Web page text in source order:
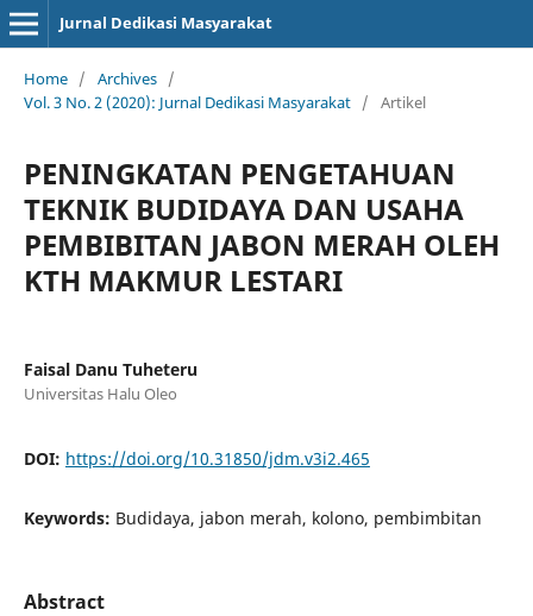
Jurnal Dedikasi Masyarakat
Home / Archives /
Vol. 3 No. 2 (2020): Jurnal Dedikasi Masyarakat / Artikel
PENINGKATAN PENGETAHUAN
TEKNIK BUDIDAYA DAN USAHA
PEMBIBITAN JABON MERAH OLEH
KTH MAKMUR LESTARI
Faisal Danu Tuheteru
Universitas Halu Oleo
DOI: https://doi.org/10.31850/jdm.v3i2.465
Keywords: Budidaya, jabon merah, kolono, pembimbitan
Abstract